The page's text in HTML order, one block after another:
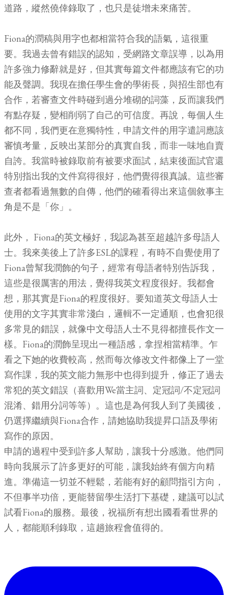
道路，縱然僥倖錄取了，也只是徒增未來痛苦。
Fiona的潤稿與用字也都相當符合我的語氣，這很重
要。我過去曾有錯誤的認知，受網路文章誤導，以為用
許多強力修辭就是好，但其實每篇文件都應該有它的功
能及聲調。我現在擔任學生會的學術長，與招生部也有
合作，若審查文件時碰到過分堆砌的詞藻，反而讓我們
有點存疑，變相削弱了自己的可信度。再說，每個人生
都不同，我們更在意獨特性，申請文件的用字遣詞應該
審慎考量，反映出某部分的真實自我，而非一味地自賣
自誇。我當時被錄取前有被要求面試，結束後面試官還
特別指出我的文件寫得很好，他們覺得很真誠。這些審
查者都看過無數的自傳，他們的確看得出來這個敘事主
角是不是「你」。
此外， Fiona的英文極好，我認為甚至超越許多母語人
士。我來美後上了許多ESL的課程，有時不自覺使用了
Fiona曾幫我潤飾的句子，經常有母語者特別告訴我，
這些是很厲害的用法，覺得我英文程度很好。我都會
想，那其實是Fiona的程度很好。要知道英文母語人士
使用的文字其實非常淺白，邏輯不一定通順，也會犯很
多常見的錯誤，就像中文母語人士不見得都擅長作文一
樣。Fiona的潤飾呈現出一種語感，拿捏相當精準。乍
看之下她的收費較高，然而每次修改文件都像上了一堂
寫作課，我的英文能力無形中也得到提升，修正了過去
常犯的英文錯誤（喜歡用We當主詞、定冠詞/不定冠詞
混淆、錯用分詞等等）。這也是為何我人到了美國後，
仍選擇繼續與Fiona合作，請她協助我提昇口語及學術
寫作的原因。
申請的過程中受到許多人幫助，讓我十分感激。他們同
時向我展示了許多更好的可能，讓我始終有個方向精
進。準備這一切並不輕鬆，若能有好的顧問指引方向，
不但事半功倍，更能替留學生活打下基礎，建議可以試
試看Fiona的服務。最後，祝福所有想出國看看世界的
人，都能順利錄取，這趟旅程會值得的。